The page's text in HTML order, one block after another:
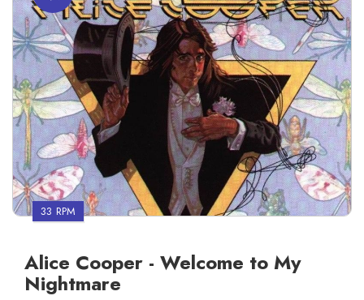
33 RPM
Alice Cooper - Welcome to My
Nightmare